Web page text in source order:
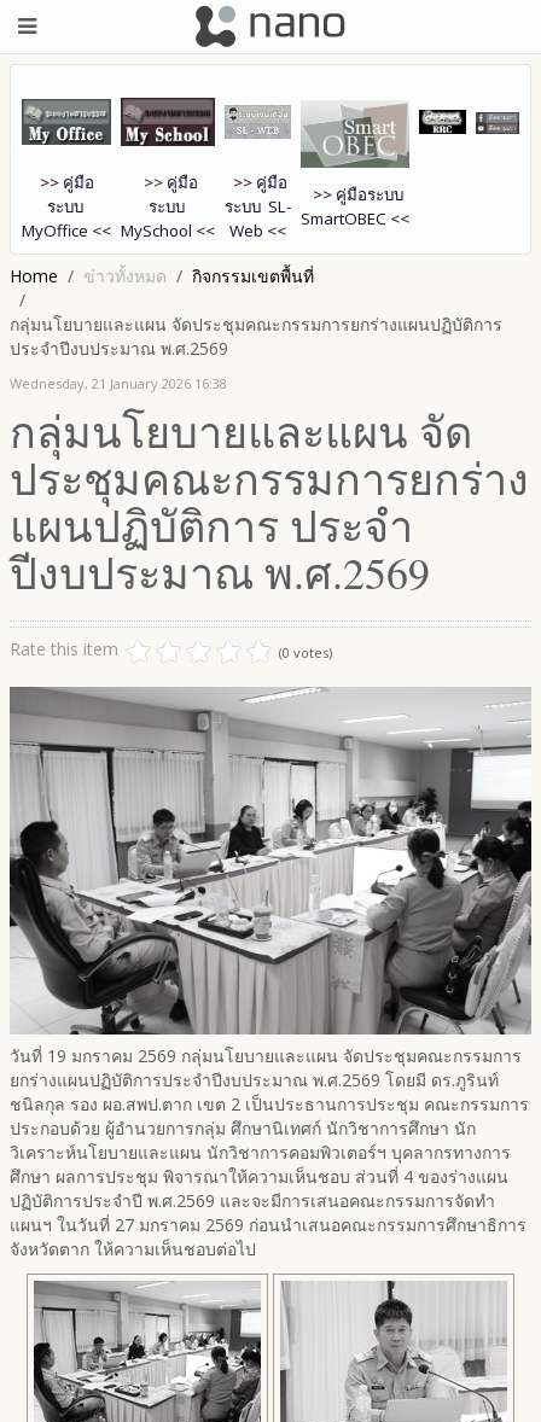
>> คู่มือ
ระบบ
MyOffice <<
>> คู่มือ
ระบบ
MySchool <<
>> คู่มือ
ระบบ SL-
Web <<
>> คู่มือระบบ
SmartOBEC <<
Home ข่าวทั้งหมด กิจกรรมเขตพื้นที่
กลุ่มนโยบายและแผน จัดประชุมคณะกรรมการยกร่างแผนปฏิบัติการ
ประจำปีงบประมาณ พ.ศ.2569
Wednesday, 21 January 2026 16:38
กลุ่มนโยบายและแผน จัด
ประชุมคณะกรรมการยกร่าง
แผนปฏิบัติการ ประจำ
ปีงบประมาณ พ.ศ.2569
Rate this item (0 votes)
วันที่ 19 มกราคม 2569 กลุ่มนโยบายและแผน จัดประชุมคณะกรรมการ
ยกร่างแผนปฏิบัติการประจำปีงบประมาณ พ.ศ.2569 โดยมี ดร.ภูรินท์
ชนิลกุล รอง ผอ.สพป.ตาก เขต 2 เป็นประธานการประชุม คณะกรรมการ
ประกอบด้วย ผู้อำนวยการกลุ่ม ศึกษานิเทศก์ นักวิชาการศึกษา นัก
วิเคราะห์นโยบายและแผน นักวิชาการคอมพิวเตอร์ฯ บุคลากรทางการ
ศึกษา ผลการประชุม พิจารณาให้ความเห็นชอบ ส่วนที่ 4 ของร่างแผน
ปฏิบัติการประจำปี พ.ศ.2569 และจะมีการเสนอคณะกรรมการจัดทำ
แผนฯ ในวันที่ 27 มกราคม 2569 ก่อนนำเสนอคณะกรรมการศึกษาธิการ
จังหวัดตาก ให้ความเห็นชอบต่อไป